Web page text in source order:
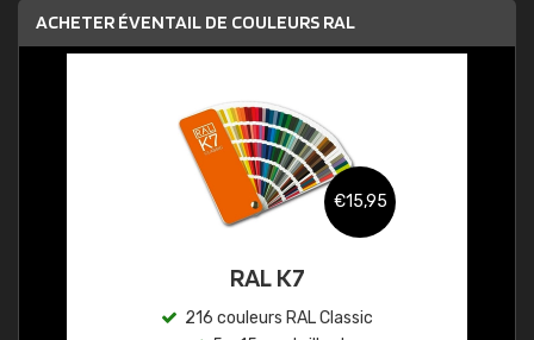
ACHETER ÉVENTAIL DE COULEURS RAL
€15,95
RAL K7
216 couleurs RAL Classic